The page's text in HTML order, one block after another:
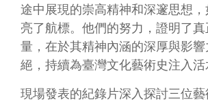
資
訊
公
開
障
途中展現的崇高精神和深邃思想
亮了航標。他們的努力，證明了真
量，在於其精神內涵的深厚與影
絕，持續為臺灣文化藝術史注入活
現場發表的紀錄片深入探討三位藝